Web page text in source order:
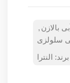
بالازن ,
سلولزی
برند: النترا